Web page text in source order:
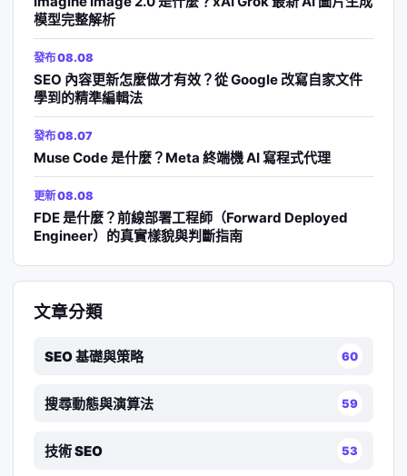
模型完整解析
發布 08.08
SEO 內容更新怎麼做才有效？從 Google 改寫自家文件
學到的精準編輯法
發布 08.07
Muse Code 是什麼？Meta 終端機 AI 寫程式代理
更新 08.08
FDE 是什麼？前線部署工程師（Forward Deployed
Engineer）的真實樣貌與判斷指南
文章分類
SEO 基礎與策略 60
搜尋動態與演算法 59
技術 SEO 53